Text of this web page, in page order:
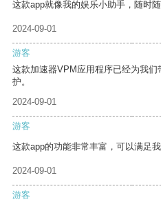
这款app就像我的娱乐小助手，随时
2024-09-01
游客
这款加速器VPM应用程序已经为我
护。
2024-09-01
游客
这款app的功能非常丰富，可以满足我
2024-09-01
游客